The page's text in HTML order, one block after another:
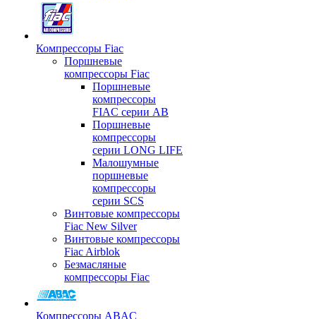
Компрессоры Fiac
Поршневые
компрессоры Fiac
Поршневые
компрессоры
FIAC серии AB
Поршневые
компрессоры
серии LONG LIFE
Малошумные
поршневые
компрессоры
серии SCS
Винтовые компрессоры
Fiac New Silver
Винтовые компрессоры
Fiac Airblok
Безмасляные
компрессоры Fiac
Компрессоры ABAC